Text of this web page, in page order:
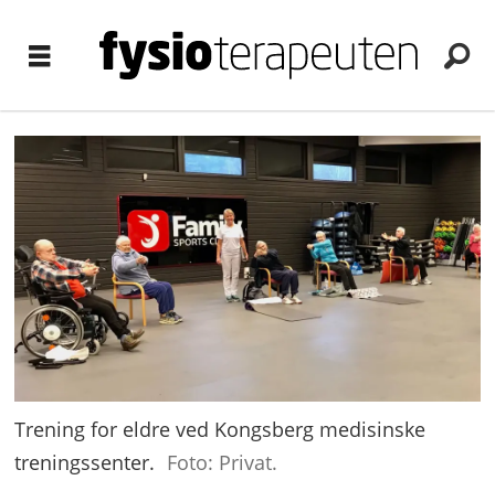
Trening for eldre ved Kongsberg medisinske
treningssenter. Foto: Privat.